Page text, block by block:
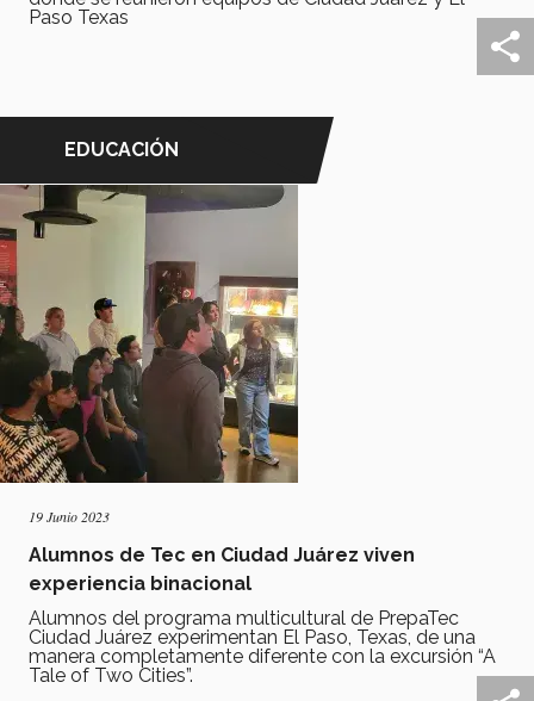
Paso Texas
EDUCACIÓN
19 Junio 2023
Alumnos de Tec en Ciudad Juárez viven
experiencia binacional
Alumnos del programa multicultural de PrepaTec
Ciudad Juárez experimentan El Paso, Texas, de una
manera completamente diferente con la excursión “A
Tale of Two Cities”.